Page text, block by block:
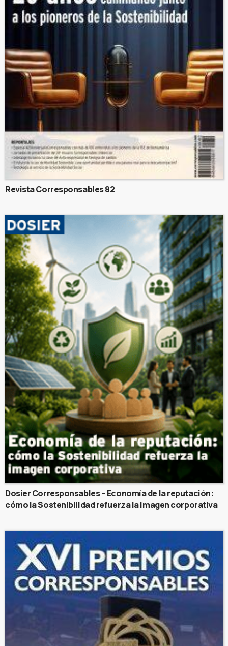
Revista Corresponsables 82
Dosier Corresponsables – Economía de la reputación:
cómo la Sostenibilidad refuerza la imagen corporativa